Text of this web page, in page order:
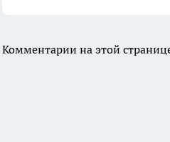
Комментарии на этой